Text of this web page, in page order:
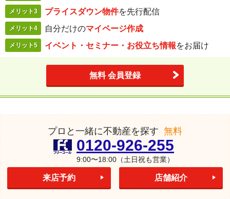
メリット3 プライスダウン物件を先行配信
メリット4 自分だけのマイページ作成
メリット5 イベント・セミナー・ お役立ち情報をお届け
無料 会員登録
プロと一緒に不動産を探す 無料
0120-926-255
9:00〜18:00（土日祝も営業）
来店予約 店舗紹介